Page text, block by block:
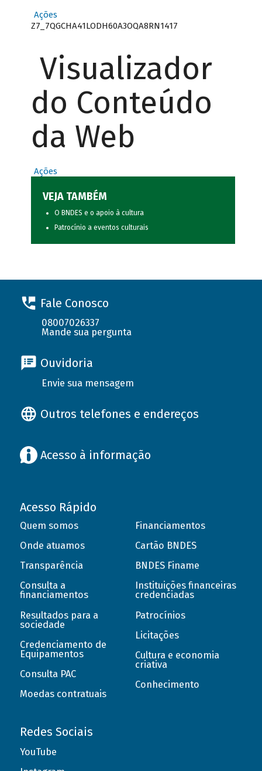
Ações
Z7_7QGCHA41LODH60A3OQA8RN1417
Visualizador
do Conteúdo
da Web
Ações
VEJA TAMBÉM
O BNDES e o apoio à cultura
Patrocínio a eventos culturais
Fale Conosco
08007026337
Mande sua pergunta
Ouvidoria
Envie sua mensagem
Outros telefones e endereços
Acesso à informação
Acesso Rápido
Quem somos
Onde atuamos
Transparência
Consulta a
financiamentos
Resultados para a
sociedade
Credenciamento de
Equipamentos
Consulta PAC
Moedas contratuais
Financiamentos
Cartão BNDES
BNDES Finame
Instituições financeiras
credenciadas
Patrocínios
Licitações
Cultura e economia
criativa
Conhecimento
Redes Sociais
YouTube